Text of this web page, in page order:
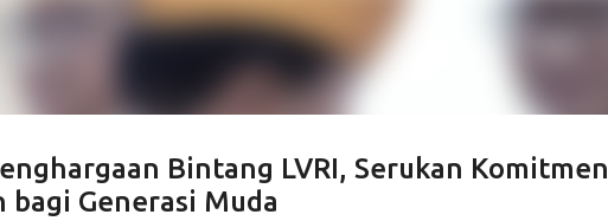
Bintang LVRI, Serukan Komitmen
Generasi Muda